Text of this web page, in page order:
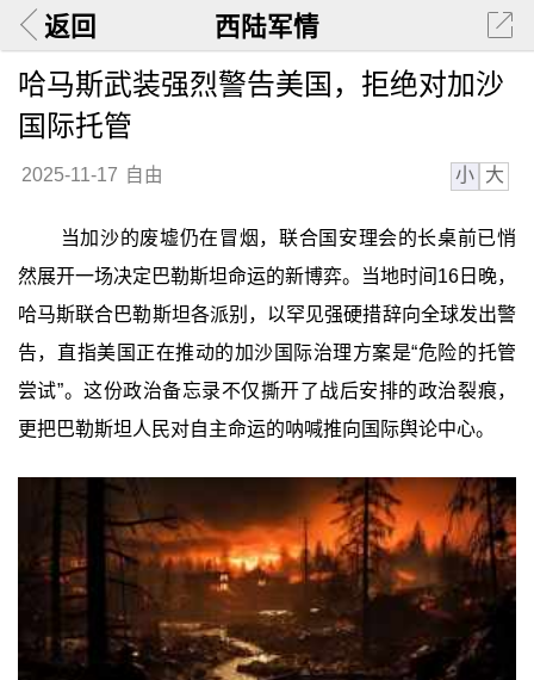
返回 西陆军情
哈马斯武装强烈警告美国，拒绝对加沙
国际托管
2025-11-17 自由 小 大
当加沙的废墟仍在冒烟，联合国安理会的长桌前已悄
然展开一场决定巴勒斯坦命运的新博弈。当地时间16日晚，
哈马斯联合巴勒斯坦各派别，以罕见强硬措辞向全球发出警
告，直指美国正在推动的加沙国际治理方案是“危险的托管
尝试”。这份政治备忘录不仅撕开了战后安排的政治裂痕，
更把巴勒斯坦人民对自主命运的呐喊推向国际舆论中心。